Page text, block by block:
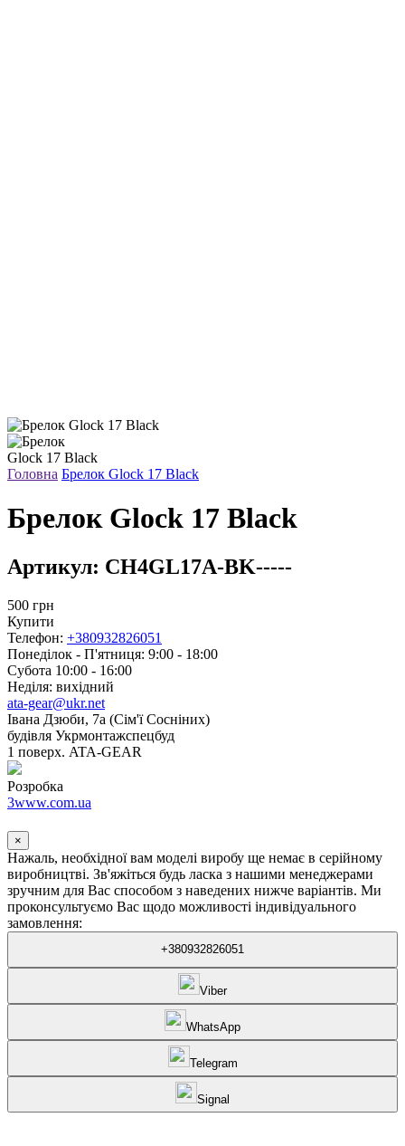
Головна Брелок Glock 17 Black
Брелок Glock 17 Black
Артикул: CH4GL17A-BK-----
500 грн
Купити
Телефон: +380932826051
Понеділок - П'ятниця: 9:00 - 18:00
Субота 10:00 - 16:00
Неділя: вихідний
ata-gear@ukr.net
Івана Дзюби, 7а (Сім'ї Сосніних)
будівля Укрмонтажспецбуд
1 поверх. ATA-GEAR
Розробка
3www.com.ua
×
Нажаль, необхідної вам моделі виробу ще немає в серійному
виробництві. Зв'яжіться будь ласка з нашими менеджерами
зручним для Вас способом з наведених нижче варіантів. Ми
проконсультуємо Вас щодо можливості індивідуального
замовлення:
+380932826051
Viber
WhatsApp
Telegram
Signal